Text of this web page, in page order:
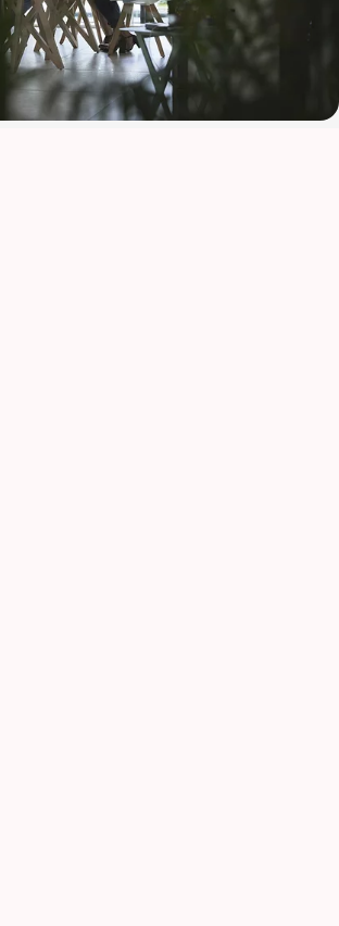
レーションとアドボカ